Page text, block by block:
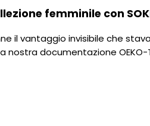
femminile con
il vantaggio invisibile che
nostra documentazione